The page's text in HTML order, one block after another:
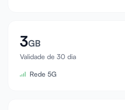
3GB
Validade de 30 dia
Rede 5G